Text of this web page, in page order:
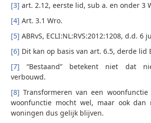
[3] art. 2.12, eerste lid, sub a. en onder 3
[4] Art. 3.1 Wro.
[5] ABRvS, ECLI:NL:RVS:2012:1208, d.d. 6
[6] Dit kan op basis van art. 6.5, derde lid
[7] “Bestaand” betekent niet dat
verbouwd.
[8] Transformeren van een
woonfunctie mocht wel, maar ook dan
woningen dus gelijk blijven.